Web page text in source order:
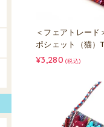
＜フェアトレード
ポシェット（猫）
¥3,280 (税込)